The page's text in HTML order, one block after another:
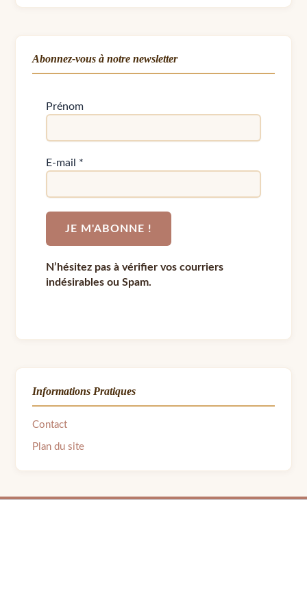
Abonnez-vous à notre newsletter
Prénom
E-mail *
N’hésitez pas à vérifier vos courriers
indésirables ou Spam.
Informations Pratiques
Contact
Plan du site